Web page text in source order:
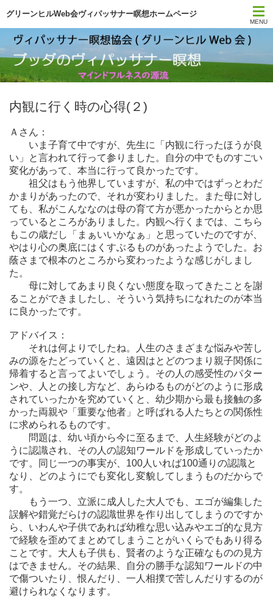
グリーンヒルWeb会ヴィパッサナー瞑想ホームページ
MENU
トップページ
スケジュール
今日の一言
月刊サティ
YouTube
瞑想の本
初心者ガイダンス
協会について
内観に行く時の心得(２)
Ａさん：
いま子育て中ですが、先生に「内観に行ったほうが良
い」と言われて行って参りました。自分の中でものすごい
変化があって、本当に行って良かったです。
祖父はもう他界していますが、私の中ではずっとわだ
かまりがあったので、それが変わりました。また母に対し
ても、私がこんななのは母の育て方が悪かったからとか思
っているところがありました。内観へ行くまでは、こちら
もこの歳だし「まぁいいかなぁ」と思っていたのですが、
やはり心の奥底にはくすぶるものがあったようでした。お
蔭さまで根本のところから変わったような感じがしまし
た。
母に対してあまり良くない態度を取ってきたことを謝
ることができましたし、そういう気持ちになれたのが本当
に良かったです。
アドバイス：
それは何よりでしたね。人生のさまざまな悩みや苦し
みの源をたどっていくと、遠因はとどのつまり親子関係に
帰着すると言ってよいでしょう。その人の感受性のパター
ンや、人との接し方など、あらゆるものがどのように形成
されていったかを究めていくと、幼少期から最も接触の多
かった両親や「重要な他者」と呼ばれる人たちとの関係性
に求められるものです。
問題は、幼い頃から今に至るまで、人生経験がどのよ
うに認識され、その人の認知ワールドを形成していったか
です。同じ一つの事実が、100人いれば100通りの認識と
なり、どのようにでも変化し変貌してしまうものだからで
す。
もう一つ、立派に成人した大人でも、エゴが編集した
誤解や錯覚だらけの認識世界を作り出してしまうのですか
ら、いわんや子供であれば幼稚な思い込みやエゴ的な見方
で経験を歪めてまとめてしまうことがいくらでもあり得る
ことです。大人も子供も、賢者のような正確なものの見方
はできません。その結果、自分の勝手な認知ワールドの中
で傷ついたり、恨んだり、一人相撲で苦しんだりするのが
避けられなくなります。